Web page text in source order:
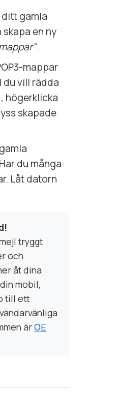
gamla
en ny
.
mappar
du vill rädda
högerklicka
skapade
du många
Låt datorn
tryggt
och
åt dina
mobil,
till ett
ärOE